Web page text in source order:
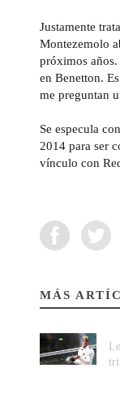
Justamente
Montezemolo
próximos
en Benetton.
me preguntan
Se especula
2014 para ser
vínculo con
MÁS